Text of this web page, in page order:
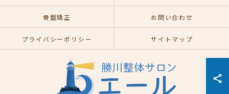
骨盤矯正 お問い合わせ
プライバシーポリシー サイトマップ